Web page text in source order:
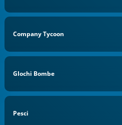
Company Tycoon
GIochi Bombe
Pesci